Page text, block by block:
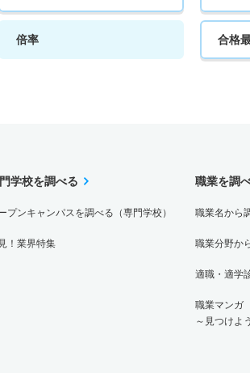
推薦 学校推薦型
1.30倍 2.70倍 10人 10
倍率 合格
学校を調べる
プンキャンパスを調べる（専門学校）
！業界特集
職業を調
職業名から
職業分野か
適職・適学
職業マンガ
～見つけよ